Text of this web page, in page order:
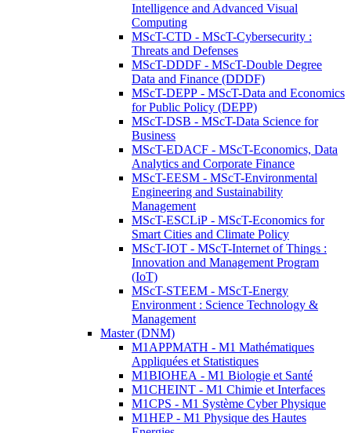
Intelligence and Advanced Visual
Computing
MScT-CTD - MScT-Cybersecurity :
Threats and Defenses
MScT-DDDF - MScT-Double Degree
Data and Finance (DDDF)
MScT-DEPP - MScT-Data and Economics
for Public Policy (DEPP)
MScT-DSB - MScT-Data Science for
Business
MScT-EDACF - MScT-Economics, Data
Analytics and Corporate Finance
MScT-EESM - MScT-Environmental
Engineering and Sustainability
Management
MScT-ESCLiP - MScT-Economics for
Smart Cities and Climate Policy
MScT-IOT - MScT-Internet of Things :
Innovation and Management Program
(IoT)
MScT-STEEM - MScT-Energy
Environment : Science Technology &
Management
Master (DNM)
M1APPMATH - M1 Mathématiques
Appliquées et Statistiques
M1BIOHEA - M1 Biologie et Santé
M1CHEINT - M1 Chimie et Interfaces
M1CPS - M1 Système Cyber Physique
M1HEP - M1 Physique des Hautes